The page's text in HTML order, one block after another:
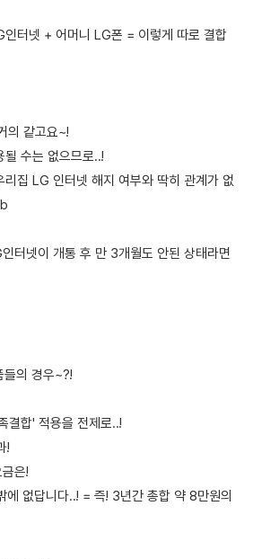
터넷 + 어머니 LG폰 = 이렇게 따로 결합
의 같고요~!
수는 없으므로..!
집 LG 인터넷 해지 여부와 딱히 관계가 없
터넷이 개통 후 만 3개월도 안된 상태라면
의 경우~?!
결합' 적용을 전제로..!
!
은!
없답니다..! = 즉! 3년간 총합 약 8만원의